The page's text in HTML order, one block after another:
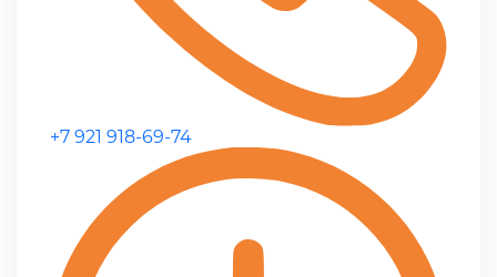
+7 921 918-69-74